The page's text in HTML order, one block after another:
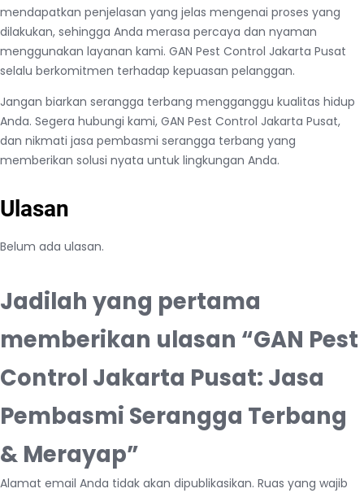
mendapatkan penjelasan yang jelas mengenai proses yang
dilakukan, sehingga Anda merasa percaya dan nyaman
menggunakan layanan kami. GAN Pest Control Jakarta Pusat
selalu berkomitmen terhadap kepuasan pelanggan.
Jangan biarkan serangga terbang mengganggu kualitas hidup
Anda. Segera hubungi kami, GAN Pest Control Jakarta Pusat,
dan nikmati jasa pembasmi serangga terbang yang
memberikan solusi nyata untuk lingkungan Anda.
Ulasan
Belum ada ulasan.
Jadilah yang pertama
memberikan ulasan “GAN Pest
Control Jakarta Pusat: Jasa
Pembasmi Serangga Terbang
& Merayap”
Alamat email Anda tidak akan dipublikasikan. Ruas yang wajib